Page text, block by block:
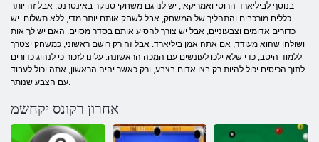
בנוסף לביליארד הרוסי ואמריקאי, יש לנו גם משחקי סנוקר באינטרנט, אבל זה יותר
כללים מורכבים והתהליך של המשחק, אבל לשחק אותם יותר מדי, ללא תשלום. יש
כדורים אדומים וצבעוניים, אבל יש צורך להסיע אותם בסדר מסוים. האם יש לך אות
ושולחן שהוא מעודד, אם אתה אמן ביליארד. אבל זה רק רושם ראשוני, כמשחק יצטרך
ללמוד היטב, כדי שלא ילכו לעונשים עם המכה הראשונה. עלינו לזכור כי לנהוג כדורים
לתוך הכיסים יכול להיות רק בצו אדום בצבע, ורק כאשר יהיה הראשון, אתה יכול לעבוד
עם הצבע שנותר.
אחרון רקונס יקחשמ